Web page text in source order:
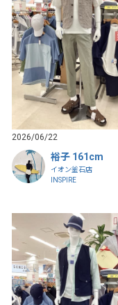
2026/06/22
裕子 161cm
イオン釜石店
INSPIRE